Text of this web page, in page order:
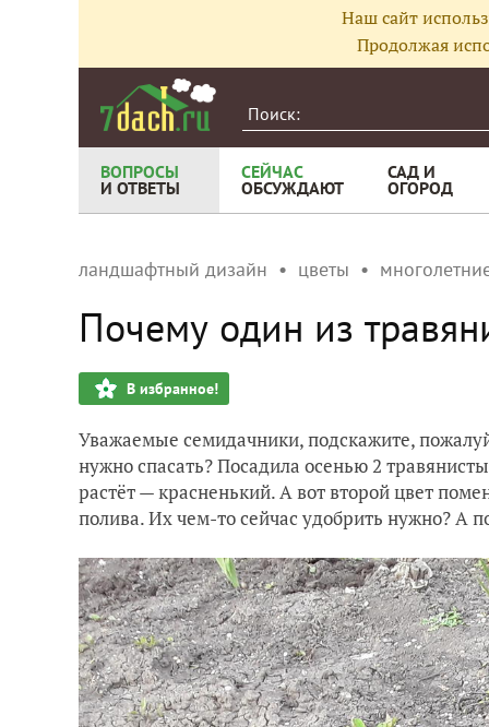
Наш сайт
Продолжая
ВОПРОСЫ
И ОТВЕТЫ
СЕЙЧАС
ОБСУЖДАЮТ
САД И
ОГОРОД
ландшафтный дизайн цветы
Почему один из
В избранное!
Уважаемые семидачники, подскажите,
нужно спасать? Посадила осенью 2
растёт — красненький. А вот второй цвет
полива. Их чем-то сейчас удобрить нужно? А